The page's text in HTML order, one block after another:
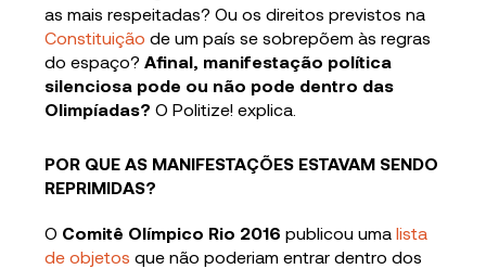
as mais respeitadas? Ou os direitos previstos na
Constituição de um país se sobrepõem às regras
do espaço?Afinal, manifestação política
silenciosa pode ou não pode dentro das
Olimpíadas?O Politize! explica.
POR QUE AS MANIFESTAÇÕES ESTAVAM SENDO
REPRIMIDAS?
O Comitê Olímpico Rio 2016 publicou umalista
de objetos que não poderiam entrar dentro dos